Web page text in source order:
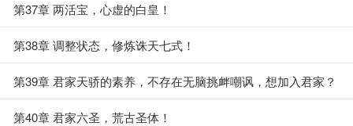
第37章 两活宝，心虚的白皇！
第38章 调整状态，修炼诛天七式！
第39章 君家天骄的素养，不存在无脑挑衅嘲讽，想加入君家？
第40章 君家六圣，荒古圣体！